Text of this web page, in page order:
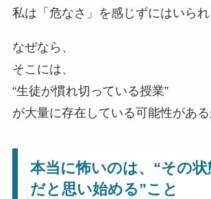
私は「危なさ」を感じずにはいられ
なぜなら、
そこには、
“生徒が慣れ切っている授業”
が大量に存在している可能性がある
本当に怖いのは、“その
だと思い始める”こと